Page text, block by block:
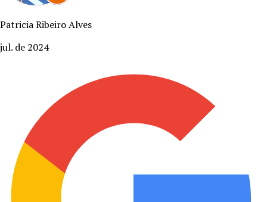
Patricia Ribeiro Alves
jul. de 2024